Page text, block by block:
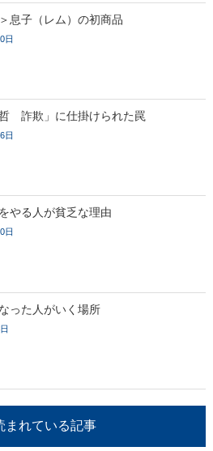
息子（レム）の初商品
日
哲 詐欺」に仕掛けられた罠
日
やる人が貧乏な理由
日
った人がいく場所
まれている記事